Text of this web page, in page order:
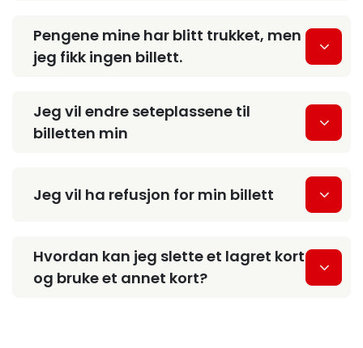
Pengene mine har blitt trukket, men
jeg fikk ingen billett.
Jeg vil endre seteplassene til
billetten min
Jeg vil ha refusjon for min billett
Hvordan kan jeg slette et lagret kort
og bruke et annet kort?